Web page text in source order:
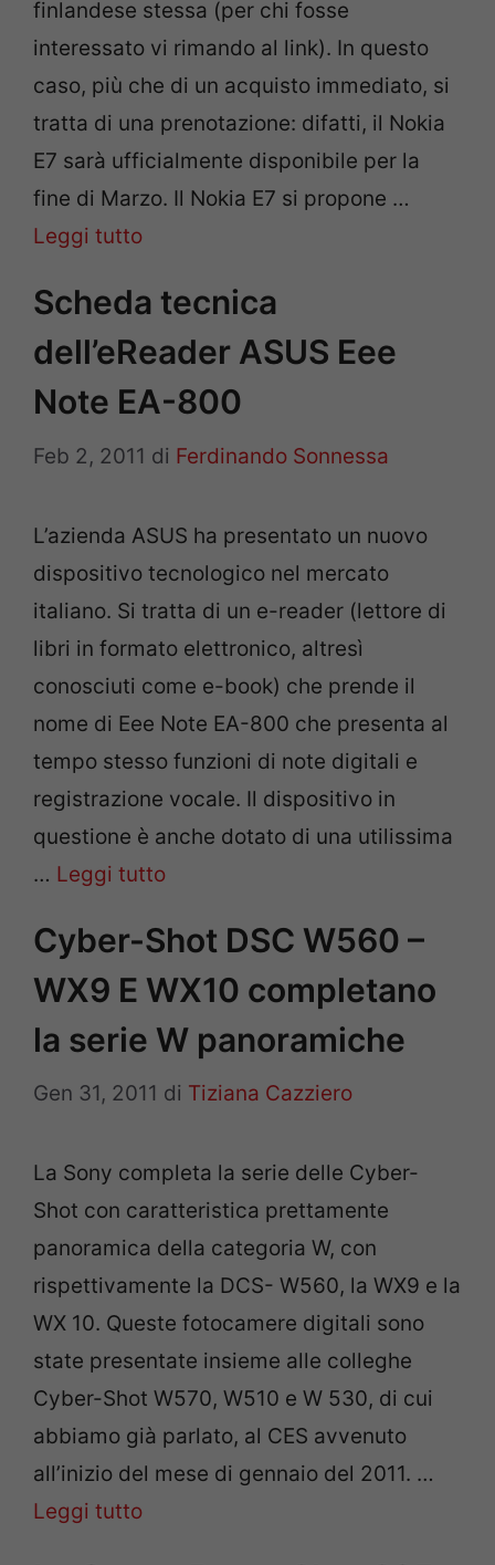
finlandese stessa (per chi fosse
interessato vi rimando al link). In questo
caso, più che di un acquisto immediato, si
tratta di una prenotazione: difatti, il Nokia
E7 sarà ufficialmente disponibile per la
fine di Marzo. Il Nokia E7 si propone …
Leggi tutto
Scheda tecnica
dell’eReader ASUS Eee
Note EA-800
Feb 2, 2011 di Ferdinando Sonnessa
L’azienda ASUS ha presentato un nuovo
dispositivo tecnologico nel mercato
italiano. Si tratta di un e-reader (lettore di
libri in formato elettronico, altresì
conosciuti come e-book) che prende il
nome di Eee Note EA-800 che presenta al
tempo stesso funzioni di note digitali e
registrazione vocale. Il dispositivo in
questione è anche dotato di una utilissima
… Leggi tutto
Cyber-Shot DSC W560 –
WX9 E WX10 completano
la serie W panoramiche
Gen 31, 2011 di Tiziana Cazziero
La Sony completa la serie delle Cyber-
Shot con caratteristica prettamente
panoramica della categoria W, con
rispettivamente la DCS- W560, la WX9 e la
WX 10. Queste fotocamere digitali sono
state presentate insieme alle colleghe
Cyber-Shot W570, W510 e W 530, di cui
abbiamo già parlato, al CES avvenuto
all’inizio del mese di gennaio del 2011. …
Leggi tutto